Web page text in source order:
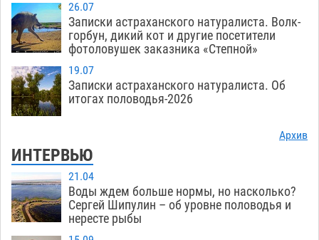
26.07
Записки астраханского натуралиста. Волк-
горбун, дикий кот и другие посетители
фотоловушек заказника «Степной»
19.07
Записки астраханского натуралиста. Об
итогах половодья-2026
Архив
ИНТЕРВЬЮ
21.04
Воды ждем больше нормы, но насколько?
Сергей Шипулин – об уровне половодья и
нересте рыбы